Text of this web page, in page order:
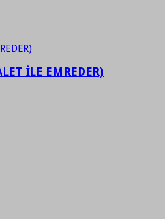
İLE EMREDER)